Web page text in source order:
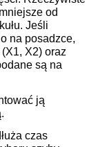
od
Jeśli
na posadzce,
X2) oraz
są na
ją
czas